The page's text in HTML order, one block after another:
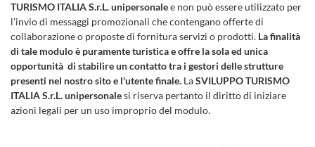
TURISMO ITALIA S.r.L. unipersonalee non può essere utilizzato per
l'invio di messaggi promozionali che contengano offerte di
collaborazione o proposte di fornitura servizi o prodotti. La finalità
di tale modulo è puramente turistica e offre la sola ed unica
opportunità di stabilire un contatto tra i gestori delle strutture
presenti nel nostro sito e l'utente finale. LaSVILUPPO TURISMO
ITALIA S.r.L. unipersonalesi riserva pertanto il diritto di iniziare
azioni legali per un uso improprio del modulo.